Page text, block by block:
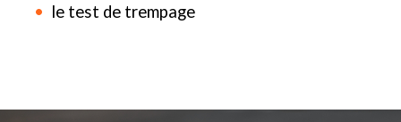
le test de trempage